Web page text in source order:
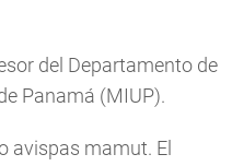
del Departamento de
Panamá (MIUP).
avispas mamut. El